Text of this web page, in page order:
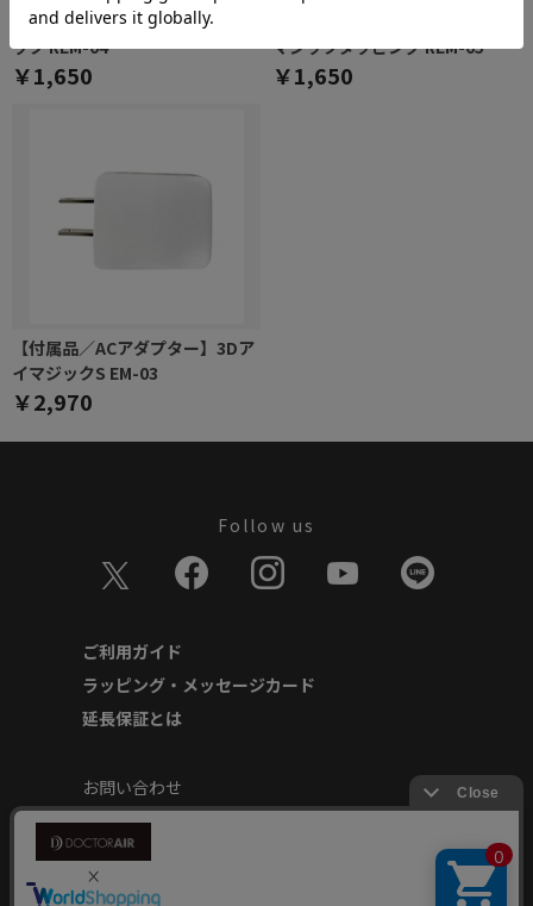
【付属品 / ポーチ】3Dアイマジ
ック REM-04
￥1,650
マジックタッピング REM-05
￥1,650
【付属品／ACアダプター】3Dア
イマジックS EM-03
￥2,970
Follow us
ご利用ガイド
ラッピング・メッセージカード
延長保証とは
お問い合わせ
個人情報の取り扱いについて
特定商取引に基づく表記
商品延長保証規約